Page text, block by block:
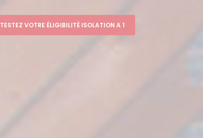
TESTEZ VOTRE ÉLIGIBILITÉ ISOLATION A 1